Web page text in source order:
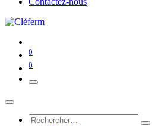
0
0